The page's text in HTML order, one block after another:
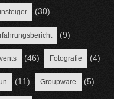
(30)
(9)
(46) Fotografie (4)
(11) Groupware (5)